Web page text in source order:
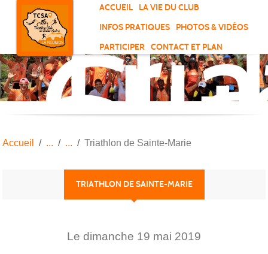
ACCUEIL
LA VIE DU CLUB
INFOS PRATIQUES
PHOTOS & VIDÉOS
PARTICIPER
CONTACT ET PLAN
de
Accueil Triathlon de Sainte-Marie
TRIATHLON DE SAINTE-MARIE
Le dimanche 19 mai 2019
Panneau de gestion des cookies